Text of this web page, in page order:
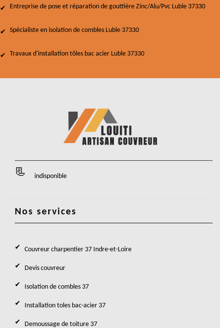
Entreprise de pose et réparation de gouttière Zinc/Alu/Pvc Luble 37330
Spécialiste en isolation de combles Luble 37330
Travaux d'installation tôles bac acier Luble 37330
indisponible
Nos services
Couvreur charpentier 37 Indre-et-Loire
Devis couvreur
Isolation de combles 37
Installation toles bac-acier 37
Demoussage de toiture 37